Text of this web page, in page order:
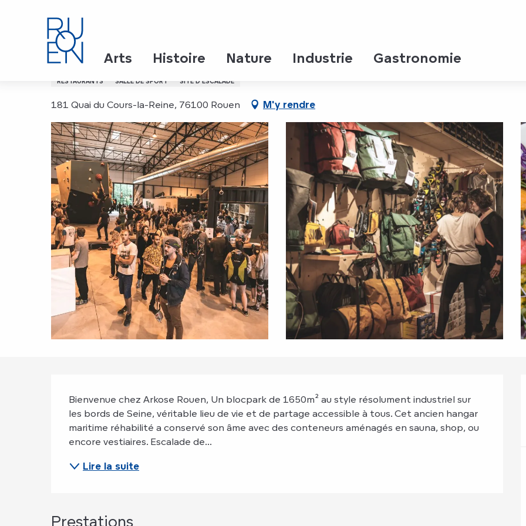
Arts Histoire Nature Industrie Gastronomie
Arkose Rouen - Escalade
RESTAURANTS SALLE DE SPORT SITE D'ESCALADE
181 Quai du Cours-la-Reine, 76100 Rouen M'y rendre
Description
Bienvenue chez Arkose Rouen, Un blocpark de 1650m² au style résolument industriel sur
les bords de Seine, véritable lieu de vie et de partage accessible à tous. Cet ancien hangar
maritime réhabilité a conservé son âme avec des conteneurs aménagés en sauna, shop, ou
encore vestiaires. Escalade de...
Lire la suite
Prestations